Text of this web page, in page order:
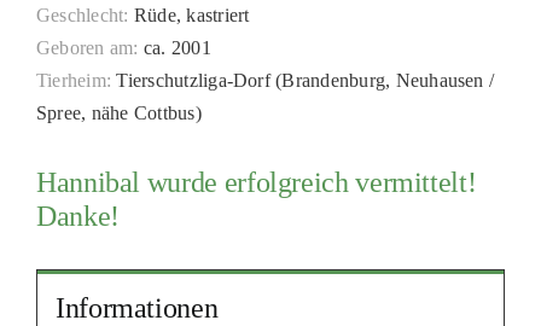
Geschlecht: Rüde, kastriert
Geboren am: ca. 2001
Tierheim: Tierschutzliga-Dorf (Brandenburg, Neuhausen /
Spree, nähe Cottbus)
Hannibal wurde erfolgreich vermittelt!
Danke!
Informationen